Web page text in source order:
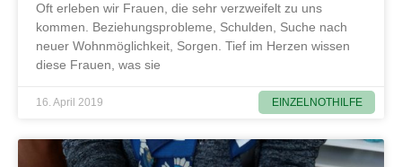
EINZELNOTHILFE
Oft erleben wir Frauen, die sehr verzweifelt zu uns
kommen. Beziehungsprobleme, Schulden, Suche nach
neuer Wohnmöglichkeit, Sorgen. Tief im Herzen wissen
diese Frauen, was sie
16. April 2019